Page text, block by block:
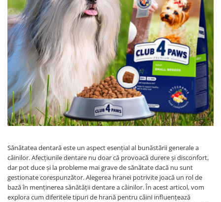
Sănătatea dentară este un aspect esențial al bunăstării generale a
câinilor. Afecțiunile dentare nu doar că provoacă durere și disconfort,
dar pot duce și la probleme mai grave de sănătate dacă nu sunt
gestionate corespunzător. Alegerea hranei potrivite joacă un rol de
bază în menținerea sănătății dentare a câinilor. În acest articol, vom
explora cum diferitele tipuri de hrană pentru câini influențează